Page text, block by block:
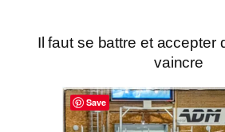
Il faut se battre et accepter
vaincre
Save